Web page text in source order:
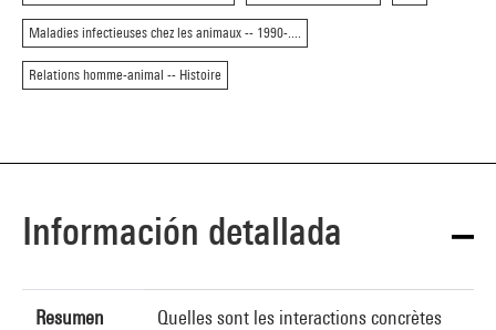
Maladies infectieuses chez les animaux -- 1990-....
Relations homme-animal -- Histoire
Información detallada
Resumen
Quelles sont les interactions concrètes